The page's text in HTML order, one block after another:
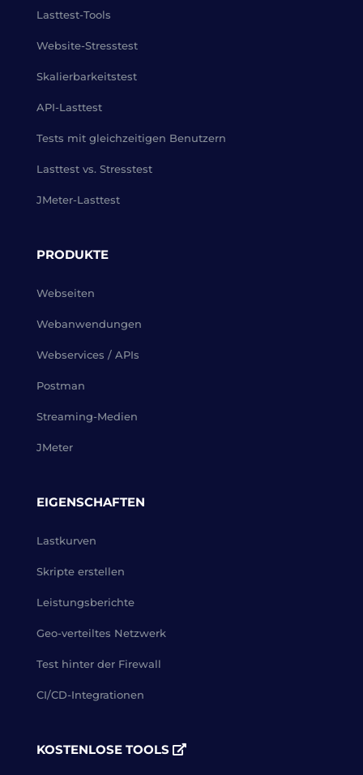
Lasttest-Tools
Website-Stresstest
Skalierbarkeitstest
API-Lasttest
Tests mit gleichzeitigen Benutzern
Lasttest vs. Stresstest
JMeter-Lasttest
PRODUKTE
Webseiten
Webanwendungen
Webservices / APIs
Postman
Streaming-Medien
JMeter
EIGENSCHAFTEN
Lastkurven
Skripte erstellen
Leistungsberichte
Geo-verteiltes Netzwerk
Test hinter der Firewall
CI/CD-Integrationen
KOSTENLOSE TOOLS